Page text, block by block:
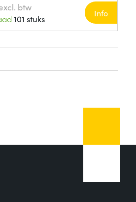
btw
101 stuks
Info